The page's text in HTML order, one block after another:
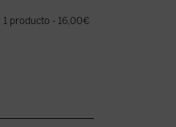
1 producto 16,00€